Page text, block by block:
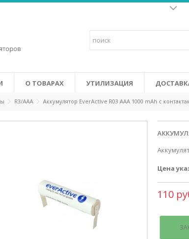
в себе удобство щелочных батареек и
изменить вашу жизнь к
производится от солнечных батарей в
(Green Power Certifi cation System).
О ТОВАРАХ УТИЛИЗАЦИЯ
R3/AAA Аккумулятор EverActive R03 AAA 1000 mAh с
Цена
110